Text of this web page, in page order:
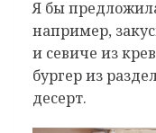
Я бы
например,
и севиче из
бургер из
десерт.